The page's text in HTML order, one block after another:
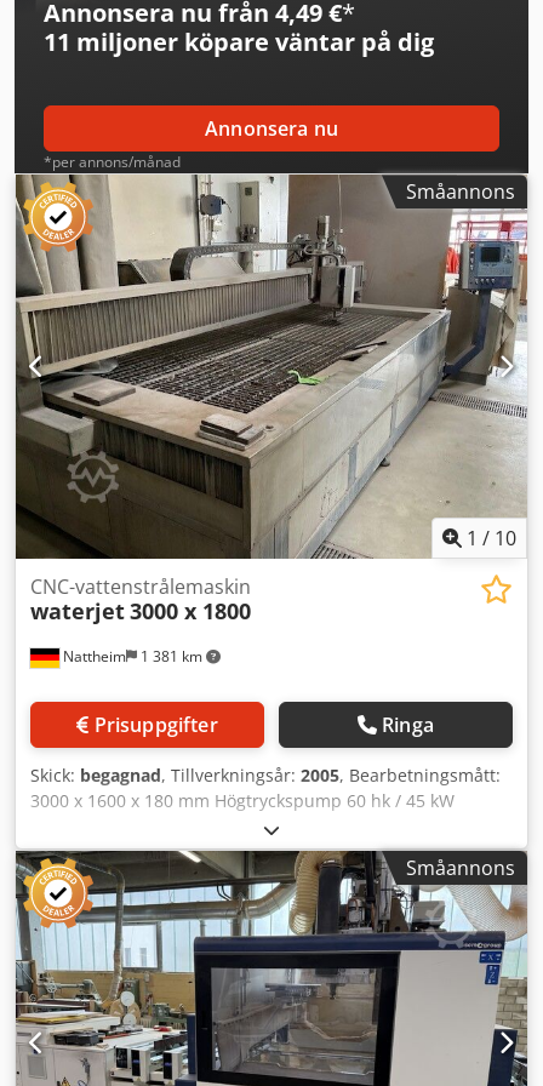
Annonsera nu från 4,49 €*
11 miljoner köpare väntar på dig
Annonsera nu
*per annons/månad
Småannons
1 / 10
Nattheim 1 381 km
CNC-vattenstrålemaskin
waterjet3000 x 1800
Prisuppgifter Ringa
Skick: begagnad, Tillverkningsår: 2005, Bearbetningsmått:
3000 x 1600 x 180 mm Högtryckspump 60 hk / 45 kW
Modell E-60 Arbetstryck 4.130 BAR Vattenförbrukning 4,69
liter/min. Mjukvara Watercad-CAM Automatisk
skäroptimering Lagerplats: Kund Dcodpfx Acexgfbqe Dek
Småannons